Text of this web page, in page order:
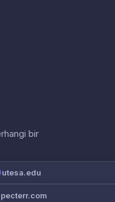
bir
utesa.edu